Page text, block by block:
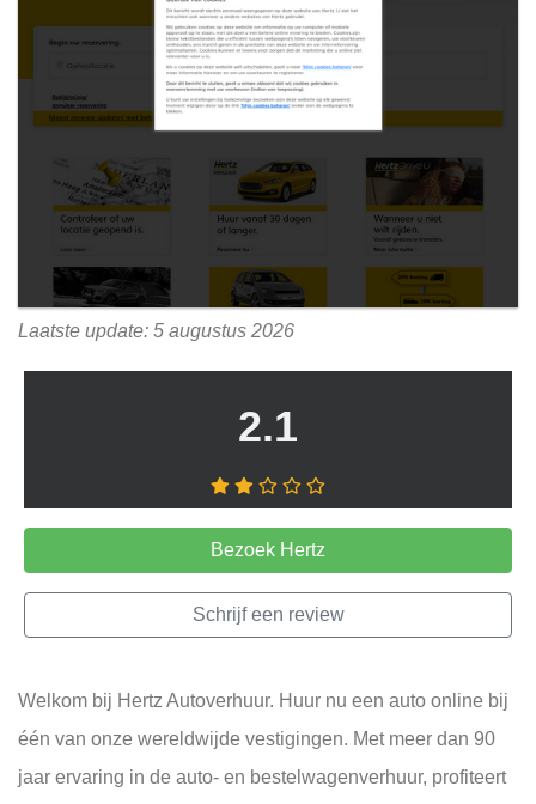
Laatste update: 5 augustus 2026
2.1
Bezoek Hertz
Schrijf een review
Welkom bij Hertz Autoverhuur. Huur nu een auto online bij
één van onze wereldwijde vestigingen. Met meer dan 90
jaar ervaring in de auto- en bestelwagenverhuur, profiteert